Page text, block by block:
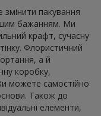
змінити пакування
бажанням. Ми
крафт, сучасну
Флористичний
а й
коробку,
можете самостійно
Також до
елементи,